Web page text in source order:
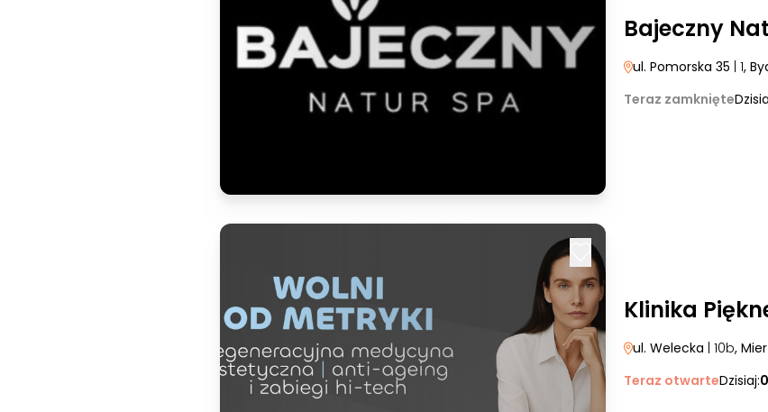
Bajeczny
ul. Pomorska 35 | 1,
Teraz zamknięte
Klinika
ul. Welecka | 10b,
Teraz otwarteDzisiaj: